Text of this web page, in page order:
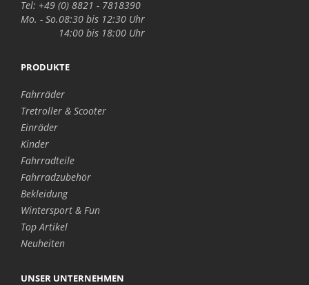
Tel: +49 (0) 8821 - 7818390
Mo. - So.08:30 bis 12:30 Uhr
14:00 bis 18:00 Uhr
PRODUKTE
Fahrräder
Tretroller & Scooter
Einräder
Kinder
Fahrradteile
Fahrradzubehör
Bekleidung
Wintersport & Fun
Top Artikel
Neuheiten
UNSER UNTERNEHMEN